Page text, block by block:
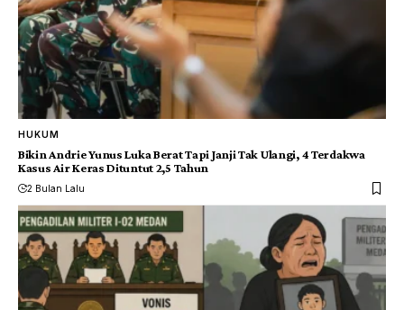
HUKUM
Bikin Andrie Yunus Luka Berat Tapi Janji Tak Ulangi, 4 Terdakwa
Kasus Air Keras Dituntut 2,5 Tahun
2 Bulan Lalu